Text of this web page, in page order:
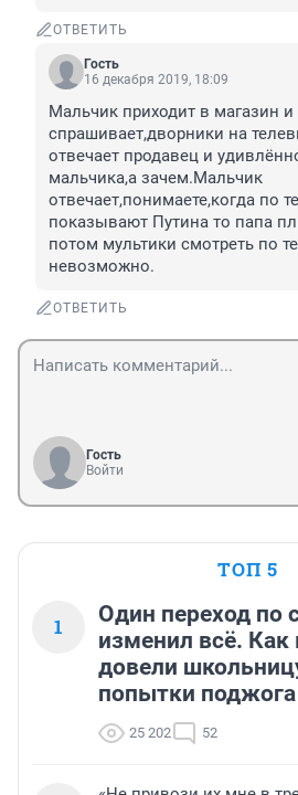
ОТВЕТИТЬ
Гость
16 декабря 2019, 18:09
Мальчик приходит в магазин и
спрашивает,дворники на
отвечает продавец и
мальчика,а зачем.Мальчик
отвечает,понимаете,когда по
показывают Путина то папа
потом мультики смотреть по
невозможно.
ОТВЕТИТЬ
Гость
Войти
ТОП 5
1
Один переход по
изменил всё.
довели
попытки
25 202 52